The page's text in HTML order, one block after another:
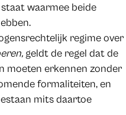
waarmee beide
regime over
geldt de regel dat de
moeten erkennen zonder
formaliteiten, en
mits daartoe